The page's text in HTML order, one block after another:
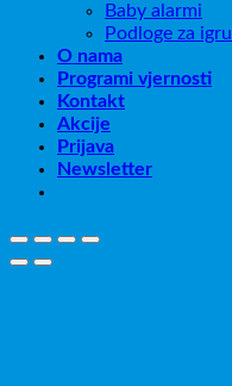
Baby alarmi
Podloge za igru
O nama
Programi vjernosti
Kontakt
Akcije
Prijava
Newsletter